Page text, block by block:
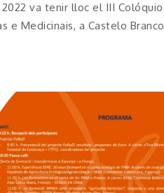
va tenir lloc el III Colóquio
e Medicinais, a Castelo Branco